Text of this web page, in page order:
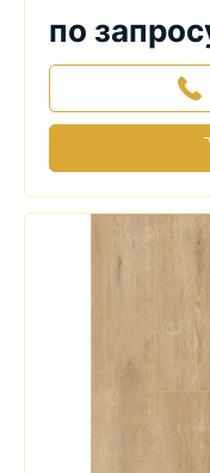
по